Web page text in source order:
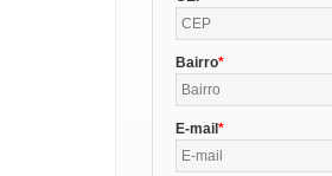
Bairro
E-mail